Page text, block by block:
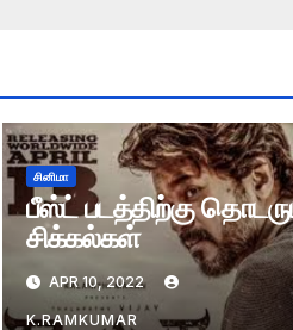
சினிமா
பீஸ்ட் படத்திற்கு
சிக்கல்கள்
APR 10, 2022
K.RAMKUMAR